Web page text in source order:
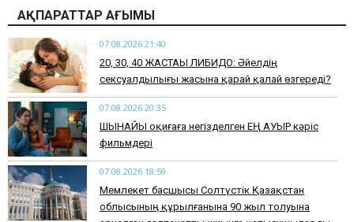
АҚПАРАТТАР АҒЫМЫ
07.08.2026 21:40
​20, 30, 40 ЖАСТАҒЫ ЛИБИДО: Әйелдің
сексуалдылығы жасына қарай қалай өзгереді?
07.08.2026 20:35
​ШЫНАЙЫ оқиғаға негізделген ЕҢ АУЫР кәріс
фильмдері
07.08.2026 18:59
Мемлекет басшысы Солтүстік Қазақстан
облысының құрылғанына 90 жыл толуына